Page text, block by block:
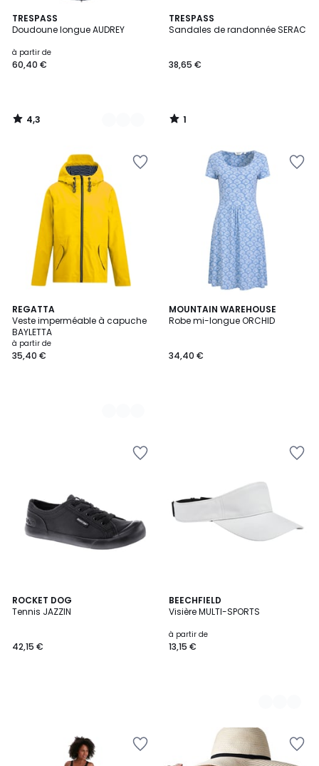
TRESPASS
Doudoune longue AUDREY
à partir de
60,40 €
4,3
/ 5
4
Couleurs
4,3
/
TRESPASS
Sandales de randonnée SERAC
38,65 €
1
/
1
/
REGATTA
Veste imperméable à capuche
BAYLETTA
à partir de
35,40 €
6
Couleurs
MOUNTAIN WAREHOUSE
Robe mi-longue ORCHID
34,40 €
ROCKET DOG
Tennis JAZZIN
42,15 €
BEECHFIELD
Visière MULTI-SPORTS
à partir de
13,15 €
4
Couleurs